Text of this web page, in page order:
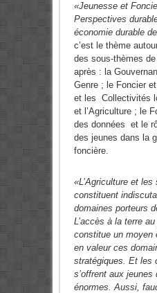
«Jeunesse et
Perspectives
économie durable
c’est le thème
des sous-thèmes
après : la
Genre ; le Foncier
et les Collectivités
et l’Agriculture ; le
des données et le
des jeunes dans la
foncière.
«L’Agriculture et
constituent
domaines porteurs
L’accès à la terre
constitue un moyen
en valeur ces
stratégiques. Et les
s’offrent aux
énormes. Aussi,